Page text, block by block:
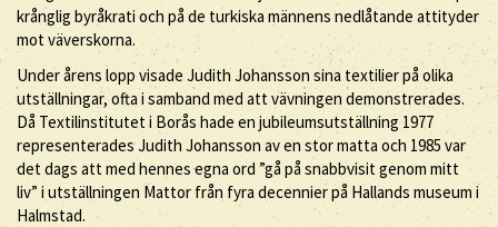
krånglig byråkrati och på de turkiska männens nedlåtande attityder
mot väverskorna.
Under årens lopp visade Judith Johansson sina textilier på olika
utställningar, ofta i samband med att vävningen demonstrerades.
Då Textilinstitutet i Borås hade en jubileumsutställning 1977
representerades Judith Johansson av en stor matta och 1985 var
det dags att med hennes egna ord ”gå på snabbvisit genom mitt
liv” i utställningen Mattor från fyra decennier på Hallands museum i
Halmstad.